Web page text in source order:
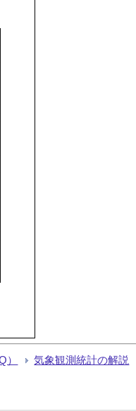
） 気象観測統計の解説